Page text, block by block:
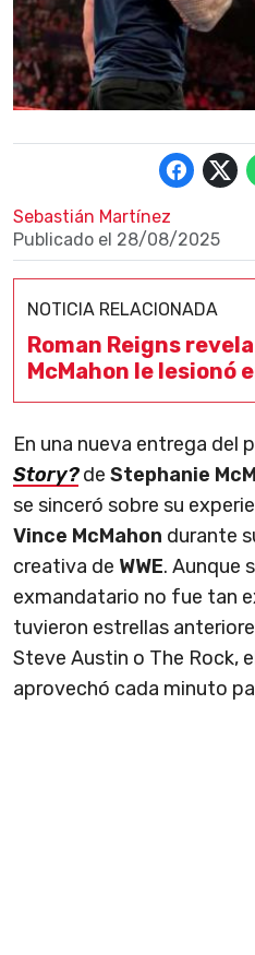
Sebastián Martínez
Publicado el 28/08/2025
NOTICIA RELACIONADA
Roman Reigns
McMahon le lesionó
En una nueva entrega del
Story?de Stephanie
se sinceró sobre su
Vince McMahon durante
creativa de WWE. Aunque
exmandatario no fue tan
tuvieron estrellas
Steve Austin o The Rock,
aprovechó cada minuto